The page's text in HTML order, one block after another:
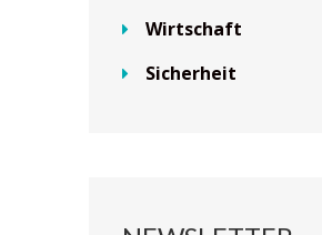
Wirtschaft
Sicherheit